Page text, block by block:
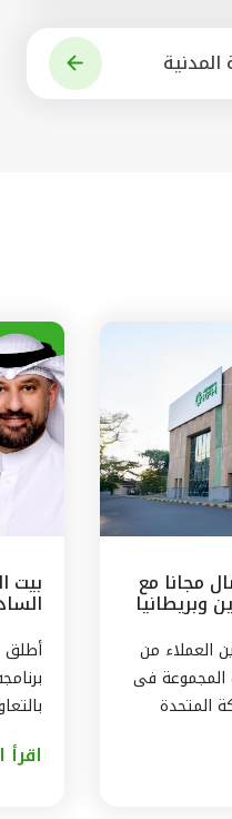
مجانا مع
وبريطانيا
العملاء من
المجموعة فى
المتحدة
بيت
أطلق
اقرأ